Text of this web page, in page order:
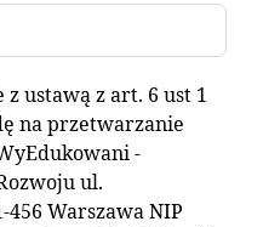
z ustawą z art. 6 ust 1
na przetwarzanie
-
ul.
456 Warszawa NIP